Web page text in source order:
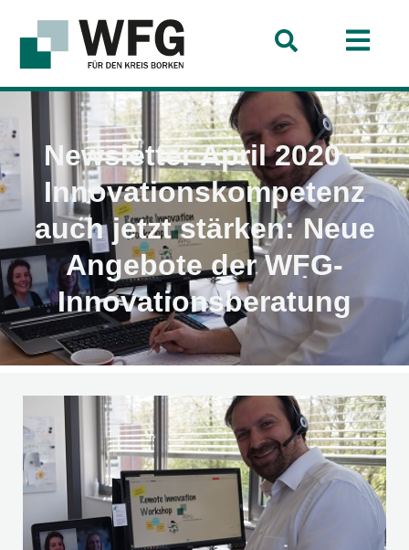
Newsletter April 2020 –
Innovationskompetenz
auch jetzt stärken: Neue
Angebote der WFG-
Innovationsberatung